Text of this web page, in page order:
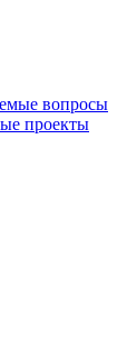
вопросы
проекты